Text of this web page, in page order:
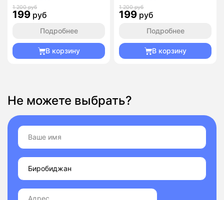
1 200 руб
199 руб
Подробнее
В корзину
1 200 руб
199 руб
Подробнее
В корзину
Не можете выбрать?